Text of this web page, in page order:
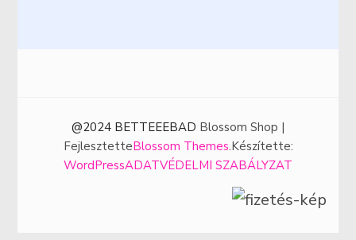
@2024 BETTEEEBAD Blossom Shop |
FejlesztetteBlossom Themes.Készítette:
WordPressADATVÉDELMI SZABÁLYZAT